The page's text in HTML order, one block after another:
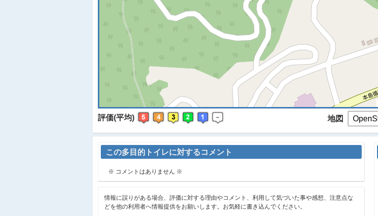
評価(平均) 地図
この多目的トイレに対するコメント
※ コメントはありません ※
情報に誤りがある場合、評価に対する理由やコメント、利用して気づいた事や感想、注意点な
どを他の利用者へ情報提供をお願いします。お気軽に書き込んでください。